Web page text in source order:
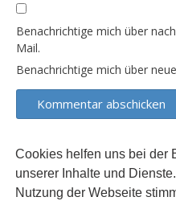
Cookies helfen uns bei der
unserer Inhalte und
Nutzung der Webseite
Benachrichtige mich über
Mail.
Benachrichtige mich über
Diese Website verwendet
Erfahre, wie deine